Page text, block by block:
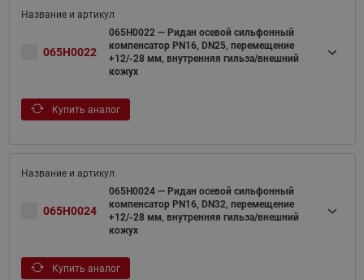
065H0022
065H0022 — Ридан осевой сильфонный
компенсатор PN16, DN25, перемещение
+12/-28 мм, внутренняя гильза/внешний
кожух
Купить аналог
065H0024
065H0024 — Ридан осевой сильфонный
компенсатор PN16, DN32, перемещение
+12/-28 мм, внутренняя гильза/внешний
кожух
Купить аналог